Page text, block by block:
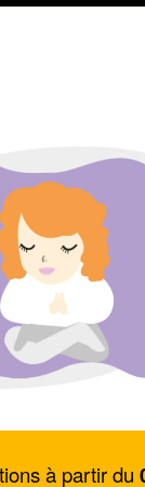
à partir du